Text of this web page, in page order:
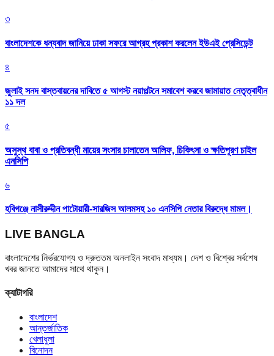
৩
বাংলাদেশকে ধন্যবাদ জানিয়ে ঢাকা সফরে আগ্রহ প্রকাশ করলেন ইউএই প্রেসিডেন্ট
৪
জুলাই সনদ বাস্তবায়নের দাবিতে ৫ আগস্ট নয়াপল্টনে সমাবেশ করবে জামায়াত নেতৃত্বাধীন
১১ দল
৫
অসুস্থ বাবা ও প্রতিবন্ধী মায়ের সংসার চালাতেন আলিফ, চিকিৎসা ও ক্ষতিপূরণ চাইল
এনসিপি
৬
হবিগঞ্জে নাসীরুদ্দীন পাটোয়ারী-সারজিস আলমসহ ১০ এনসিপি নেতার বিরুদ্ধে মামল।
LIVE BANGLA
বাংলাদেশের নির্ভরযোগ্য ও দ্রুততম অনলাইন সংবাদ মাধ্যম। দেশ ও বিশ্বের সর্বশেষ
খবর জানতে আমাদের সাথে থাকুন।
ক্যাটাগরি
বাংলাদেশ
আন্তর্জাতিক
খেলাধুলা
বিনোদন